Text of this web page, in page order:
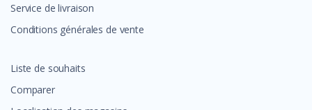
Service de livraison
Conditions générales de vente
Liste de souhaits
Comparer